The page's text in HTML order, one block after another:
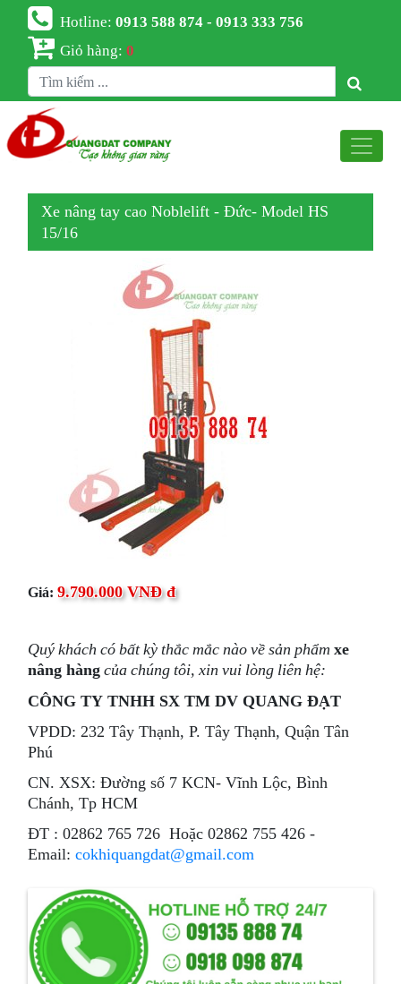
Hotline:0913 588 874 - 0913 333 756
Giỏ hàng:0
Xe nâng tay cao Noblelift - Đức- Model HS
15/16
Giá: 9.790.000 VNĐ đ
Quý khách có bất kỳ thắc mắc nào về sản phẩmxe
nâng hàng của chúng tôi, xin vui lòng liên hệ:
CÔNG TY TNHH SX TM DV QUANG ĐẠT
VPDD: 232 Tây Thạnh, P. Tây Thạnh, Quận Tân
Phú
CN. XSX: Đường số 7 KCN- Vĩnh Lộc, Bình
Chánh, Tp HCM
ÐT : 02862 765 726 Hoặc 02862 755 426 -
Email:cokhiquangdat@gmail.com